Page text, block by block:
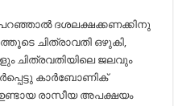
പറഞ്ഞാൽ ദശലക്ഷക്കണക്കിനു
ചിത്രാവതി ഒഴുകി,
ചിത്രവതിയിലെ ജലവും
കാർബോണിക്
രാസീയ അപക്ഷയം